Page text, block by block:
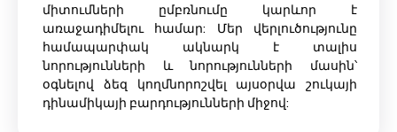
միտումների ըմբռնումը կարևոր է
առաջադիմելու համար: Մեր վերլուծությունը
համապարփակ ակնարկ է տալիս
նորությունների և նորությունների մասին՝
օգնելով ձեզ կողմնորոշվել այսօրվա շուկայի
դինամիկայի բարդությունների միջով: